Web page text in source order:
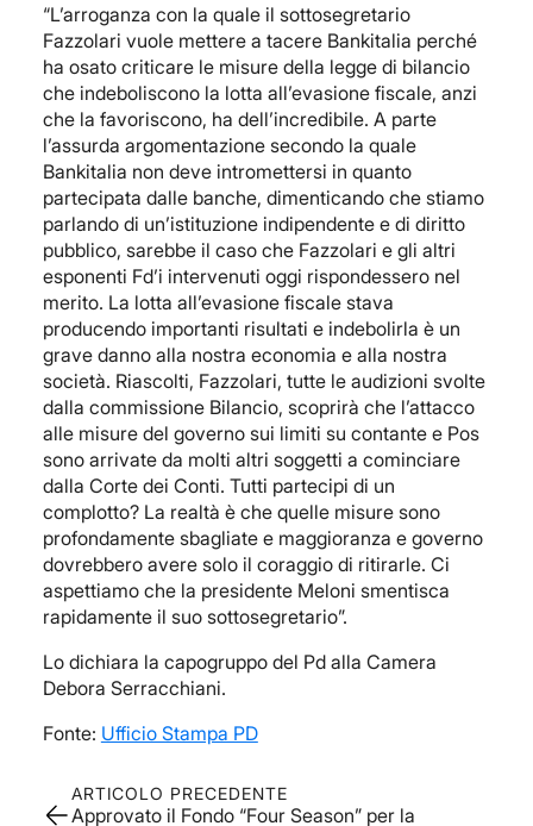
“L’arroganza con la quale il sottosegretario
Fazzolari vuole mettere a tacere Bankitalia perché
ha osato criticare le misure della legge di bilancio
che indeboliscono la lotta all’evasione fiscale, anzi
che la favoriscono, ha dell’incredibile. A parte
l’assurda argomentazione secondo la quale
Bankitalia non deve intromettersi in quanto
partecipata dalle banche, dimenticando che stiamo
parlando di un’istituzione indipendente e di diritto
pubblico, sarebbe il caso che Fazzolari e gli altri
esponenti Fd’i intervenuti oggi rispondessero nel
merito. La lotta all’evasione fiscale stava
producendo importanti risultati e indebolirla è un
grave danno alla nostra economia e alla nostra
società. Riascolti, Fazzolari, tutte le audizioni svolte
dalla commissione Bilancio, scoprirà che l’attacco
alle misure del governo sui limiti su contante e Pos
sono arrivate da molti altri soggetti a cominciare
dalla Corte dei Conti. Tutti partecipi di un
complotto? La realtà è che quelle misure sono
profondamente sbagliate e maggioranza e governo
dovrebbero avere solo il coraggio di ritirarle. Ci
aspettiamo che la presidente Meloni smentisca
rapidamente il suo sottosegretario”.
Lo dichiara la capogruppo del Pd alla Camera
Debora Serracchiani.
Fonte: Ufficio Stampa PD
ARTICOLO PRECEDENTE
Approvato il Fondo “Four Season” per la